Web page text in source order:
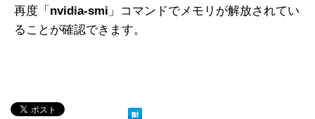
再度「 nvidia-smi 」コマンドでメモリが解放されてい
ることが確認できます。